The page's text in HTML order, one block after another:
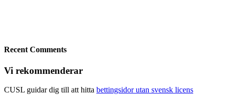
Recent Comments
Vi rekommenderar
CUSL guidar dig till att hitta bettingsidor utan svensk licens